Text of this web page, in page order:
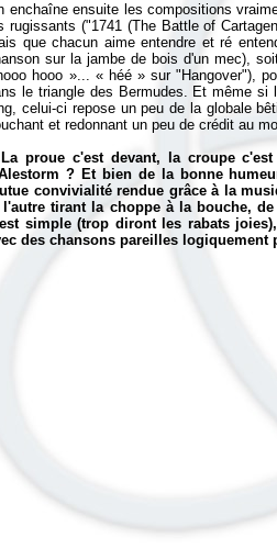
enchaîne ensuite les compositions
rugissants ("1741 (The Battle of
que chacun aime entendre et ré
sur la jambe de bois d'un mec),
hooo »... « héé » sur "Hangover"),
le triangle des Bermudes. Et même si
celui-ci repose un peu de la globale
et redonnant un peu de crédit au
proue c'est devant, la croupe
? Et bien de la bonne
convivialité rendue grâce à la
l'autre tirant la choppe à la bouche,
simple (trop diront les rabats
des chansons pareilles